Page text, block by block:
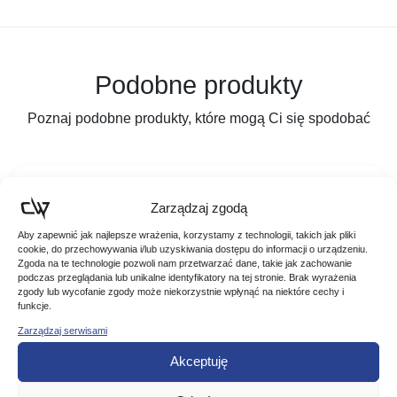
Zarządzaj zgodą
Aby zapewnić jak najlepsze wrażenia, korzystamy z technologii, takich jak pliki
cookie, do przechowywania i/lub uzyskiwania dostępu do informacji o urządzeniu.
Zgoda na te technologie pozwoli nam przetwarzać dane, takie jak zachowanie
podczas przeglądania lub unikalne identyfikatory na tej stronie. Brak wyrażenia
zgody lub wycofanie zgody może niekorzystnie wpłynąć na niektóre cechy i
funkcje.
Zarządzaj serwisami
Akceptuję
Podobne produkty
Poznaj podobne produkty, które mogą Ci się spodobać
Fox Pudełko Na Przypony Chod Zig Rig